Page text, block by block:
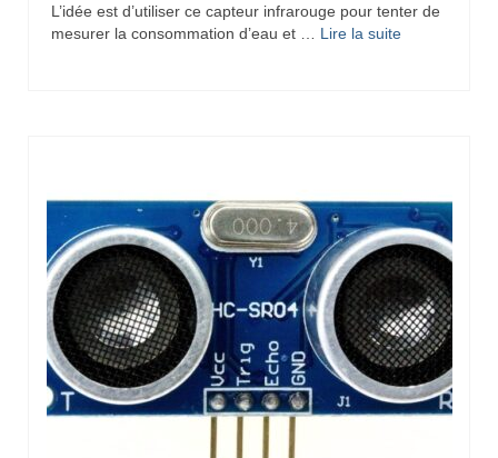
L’idée est d’utiliser ce capteur infrarouge pour tenter de
mesurer la consommation d’eau et … Lire la suite­­